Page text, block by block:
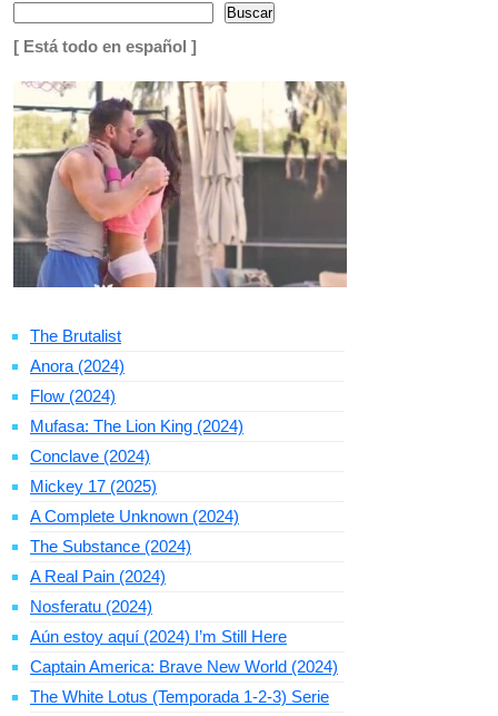
Buscar
[ Está todo en español ]
The Brutalist
Anora (2024)
Flow (2024)
Mufasa: The Lion King (2024)
Conclave (2024)
Mickey 17 (2025)
A Complete Unknown (2024)
The Substance (2024)
A Real Pain (2024)
Nosferatu (2024)
Aún estoy aquí (2024) I’m Still Here
Captain America: Brave New World (2024)
The White Lotus (Temporada 1-2-3) Serie